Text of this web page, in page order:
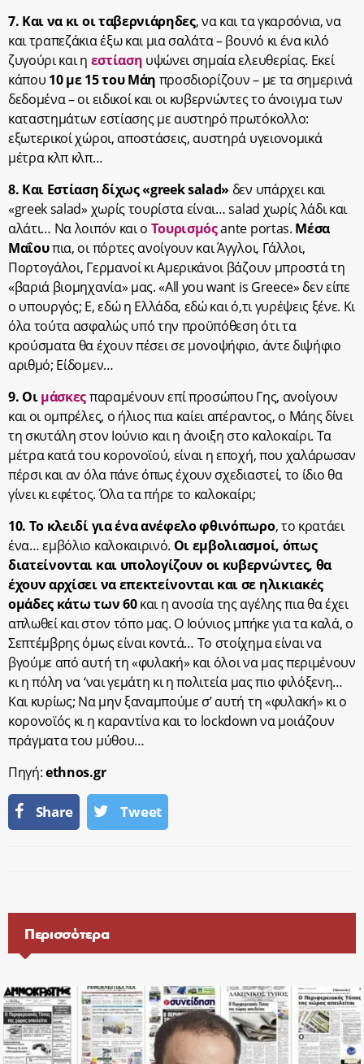
7. Και να κι οι ταβερνιάρηδες, να και τα γκαρσόνια, να
και τραπεζάκια έξω και μια σαλάτα – βουνό κι ένα κιλό
ζυγούρι και η εστίαση υψώνει σημαία ελευθερίας. Εκεί
κάπου 10 με 15 του Μάη προσδιορίζουν – με τα σημερινά
δεδομένα – οι ειδικοί και οι κυβερνώντες το άνοιγμα των
καταστημάτων εστίασης με αυστηρό πρωτόκολλο:
εξωτερικοί χώροι, αποστάσεις, αυστηρά υγειονομικά
μέτρα κλπ κλπ…
8. Και Εστίαση δίχως «greek salad» δεν υπάρχει και
«greek salad» χωρίς τουρίστα είναι… salad χωρίς λάδι και
αλάτι… Να λοιπόν και ο Τουρισμόςante portas. Μέσα
Μαΐουπια, οι πόρτες ανοίγουν και Άγγλοι, Γάλλοι,
Πορτογάλοι, Γερμανοί κι Αμερικάνοι βάζουν μπροστά τη
«βαριά βιομηχανία» μας. «All you want is Greece» δεν είπε
ο υπουργός; Ε, εδώ η Ελλάδα, εδώ και ό,τι γυρέψεις ξένε. Κι
όλα τούτα ασφαλώς υπό την προϋπόθεση ότι τα
κρούσματα θα έχουν πέσει σε μονοψήφιο, άντε διψήφιο
αριθμό; Είδομεν…
9. Οιμάσκεςπαραμένουν επί προσώπου Γης, ανοίγουν
και οι ομπρέλες, ο ήλιος πια καίει απέραντος, ο Μάης δίνει
τη σκυτάλη στον Ιούνιο και η άνοιξη στο καλοκαίρι. Τα
μέτρα κατά του κορονοϊού, είναι η εποχή, που χαλάρωσαν
πέρσι και αν όλα πάνε όπως έχουν σχεδιαστεί, το ίδιο θα
γίνει κι εφέτος. Όλα τα πήρε το καλοκαίρι;
10. Το κλειδί για ένα ανέφελο φθινόπωρο, το κρατάει
ένα… εμβόλιο καλοκαιρινό. Οι εμβολιασμοί, όπως
διατείνονται και υπολογίζουν οι κυβερνώντες, θα
έχουν αρχίσει να επεκτείνονται και σε ηλικιακές
ομάδες κάτω των 60και η ανοσία της αγέλης πια θα έχει
απλωθεί και στον τόπο μας. Ο Ιούνιος μπήκε για τα καλά, ο
Σεπτέμβρης όμως είναι κοντά… Το στοίχημα είναι να
βγούμε από αυτή τη «φυλακή» και όλοι να μας περιμένουν
κι η πόλη να ‘ναι γεμάτη κι η πολιτεία μας πιο φιλόξενη…
Και κυρίως; Να μην ξαναμπούμε σ’ αυτή τη «φυλακή» κι ο
κορονοϊός κι η καραντίνα και το lockdown να μοιάζουν
πράγματα του μύθου…
Πηγή:ethnos.gr
Share Tweet
Περισσότερα